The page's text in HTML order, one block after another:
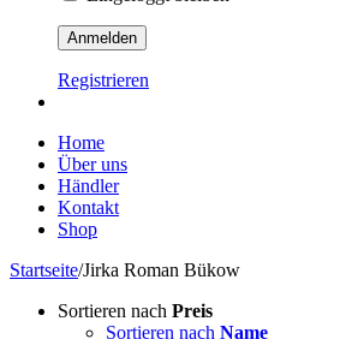
Registrieren
Home
Über uns
Händler
Kontakt
Shop
Startseite/Jirka Roman Bükow
Sortieren nach Preis
Sortieren nach Name